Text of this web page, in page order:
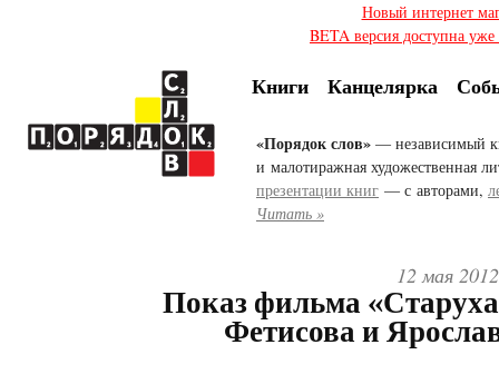
Новый интернет
BETA версия доступна
Книги Канцелярка
«Порядок слов» — независимый
и малотиражная художественная
презентации книг — с авторами,
Читать »
12 мая
Показ фильма
Фетисова и